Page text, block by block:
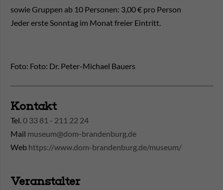
sowie Gruppen ab 10 Personen: 3,00 € pro Person
Jeder erste Sonntag im Monat freier Eintritt.
Foto: Foto: Dr. Peter-Michael Bauers
Kontakt
Tel.0 33 81 - 211 22 24
Mail museum@dom-brandenburg.de
Web https://www.dom-brandenburg.de/museum/
Veranstalter